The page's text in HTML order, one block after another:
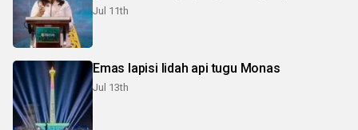
Jul 11th
Emas lapisi lidah api tugu Monas
Jul 13th